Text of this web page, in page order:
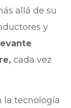
allá de su
y
cada vez
la tecnología